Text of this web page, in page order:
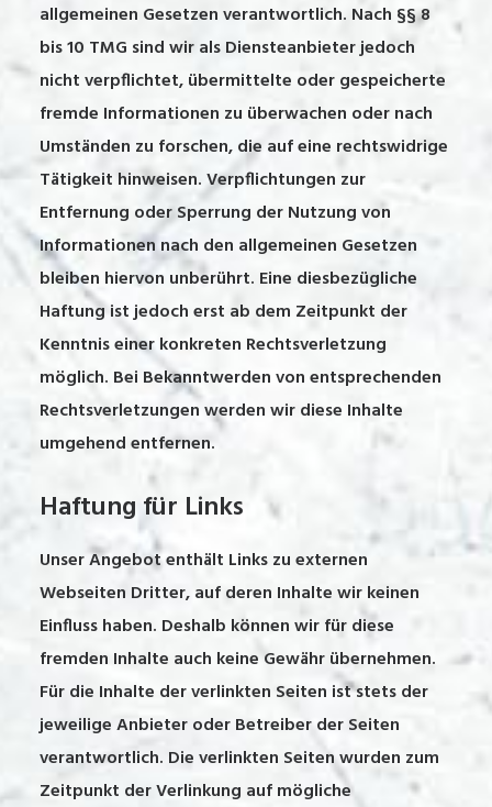
allgemeinen Gesetzen verantwortlich. Nach §§ 8
bis 10 TMG sind wir als Diensteanbieter jedoch
nicht verpflichtet, übermittelte oder gespeicherte
fremde Informationen zu überwachen oder nach
Umständen zu forschen, die auf eine rechtswidrige
Tätigkeit hinweisen. Verpflichtungen zur
Entfernung oder Sperrung der Nutzung von
Informationen nach den allgemeinen Gesetzen
bleiben hiervon unberührt. Eine diesbezügliche
Haftung ist jedoch erst ab dem Zeitpunkt der
Kenntnis einer konkreten Rechtsverletzung
möglich. Bei Bekanntwerden von entsprechenden
Rechtsverletzungen werden wir diese Inhalte
umgehend entfernen.
Haftung für Links
Unser Angebot enthält Links zu externen
Webseiten Dritter, auf deren Inhalte wir keinen
Einfluss haben. Deshalb können wir für diese
fremden Inhalte auch keine Gewähr übernehmen.
Für die Inhalte der verlinkten Seiten ist stets der
jeweilige Anbieter oder Betreiber der Seiten
verantwortlich. Die verlinkten Seiten wurden zum
Zeitpunkt der Verlinkung auf mögliche